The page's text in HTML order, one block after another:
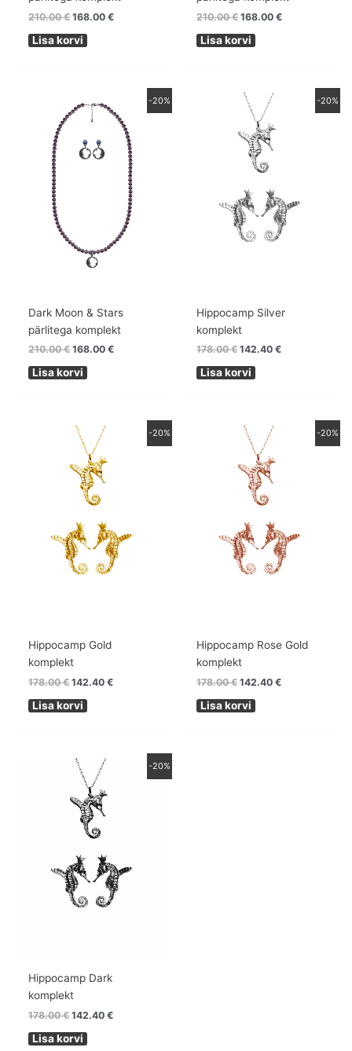
210.00€ 168.00€
Lisa korvi
210.00€ 168.00€
Lisa korvi
-20%
Dark Moon & Stars
pärlitega komplekt
210.00€
hind
168.00€
Praegune
hind
on:
168.00 €.
Lisa korvi
-20%
Hippocamp Silver
komplekt
178.00€
Algne
hind
178.00 €.
142.40€
Praegune
Lisa korvi
-20%
Hippocamp Gold
komplekt
178.00€
Algne
hind
178.00 €.
142.40€
Praegune
Lisa korvi
-20%
Hippocamp Rose Gold
komplekt
178.00€
Algne
hind
178.00 €.
142.40€
Praegune
Lisa korvi
-20%
Hippocamp Dark
komplekt
178.00€
Algne
hind
178.00 €.
142.40€
Praegune
Lisa korvi